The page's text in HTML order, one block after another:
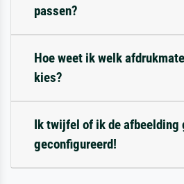
passen?
Hoe weet ik welk
kies?
Ik twijfel of ik de afbeelding
geconfigureerd!